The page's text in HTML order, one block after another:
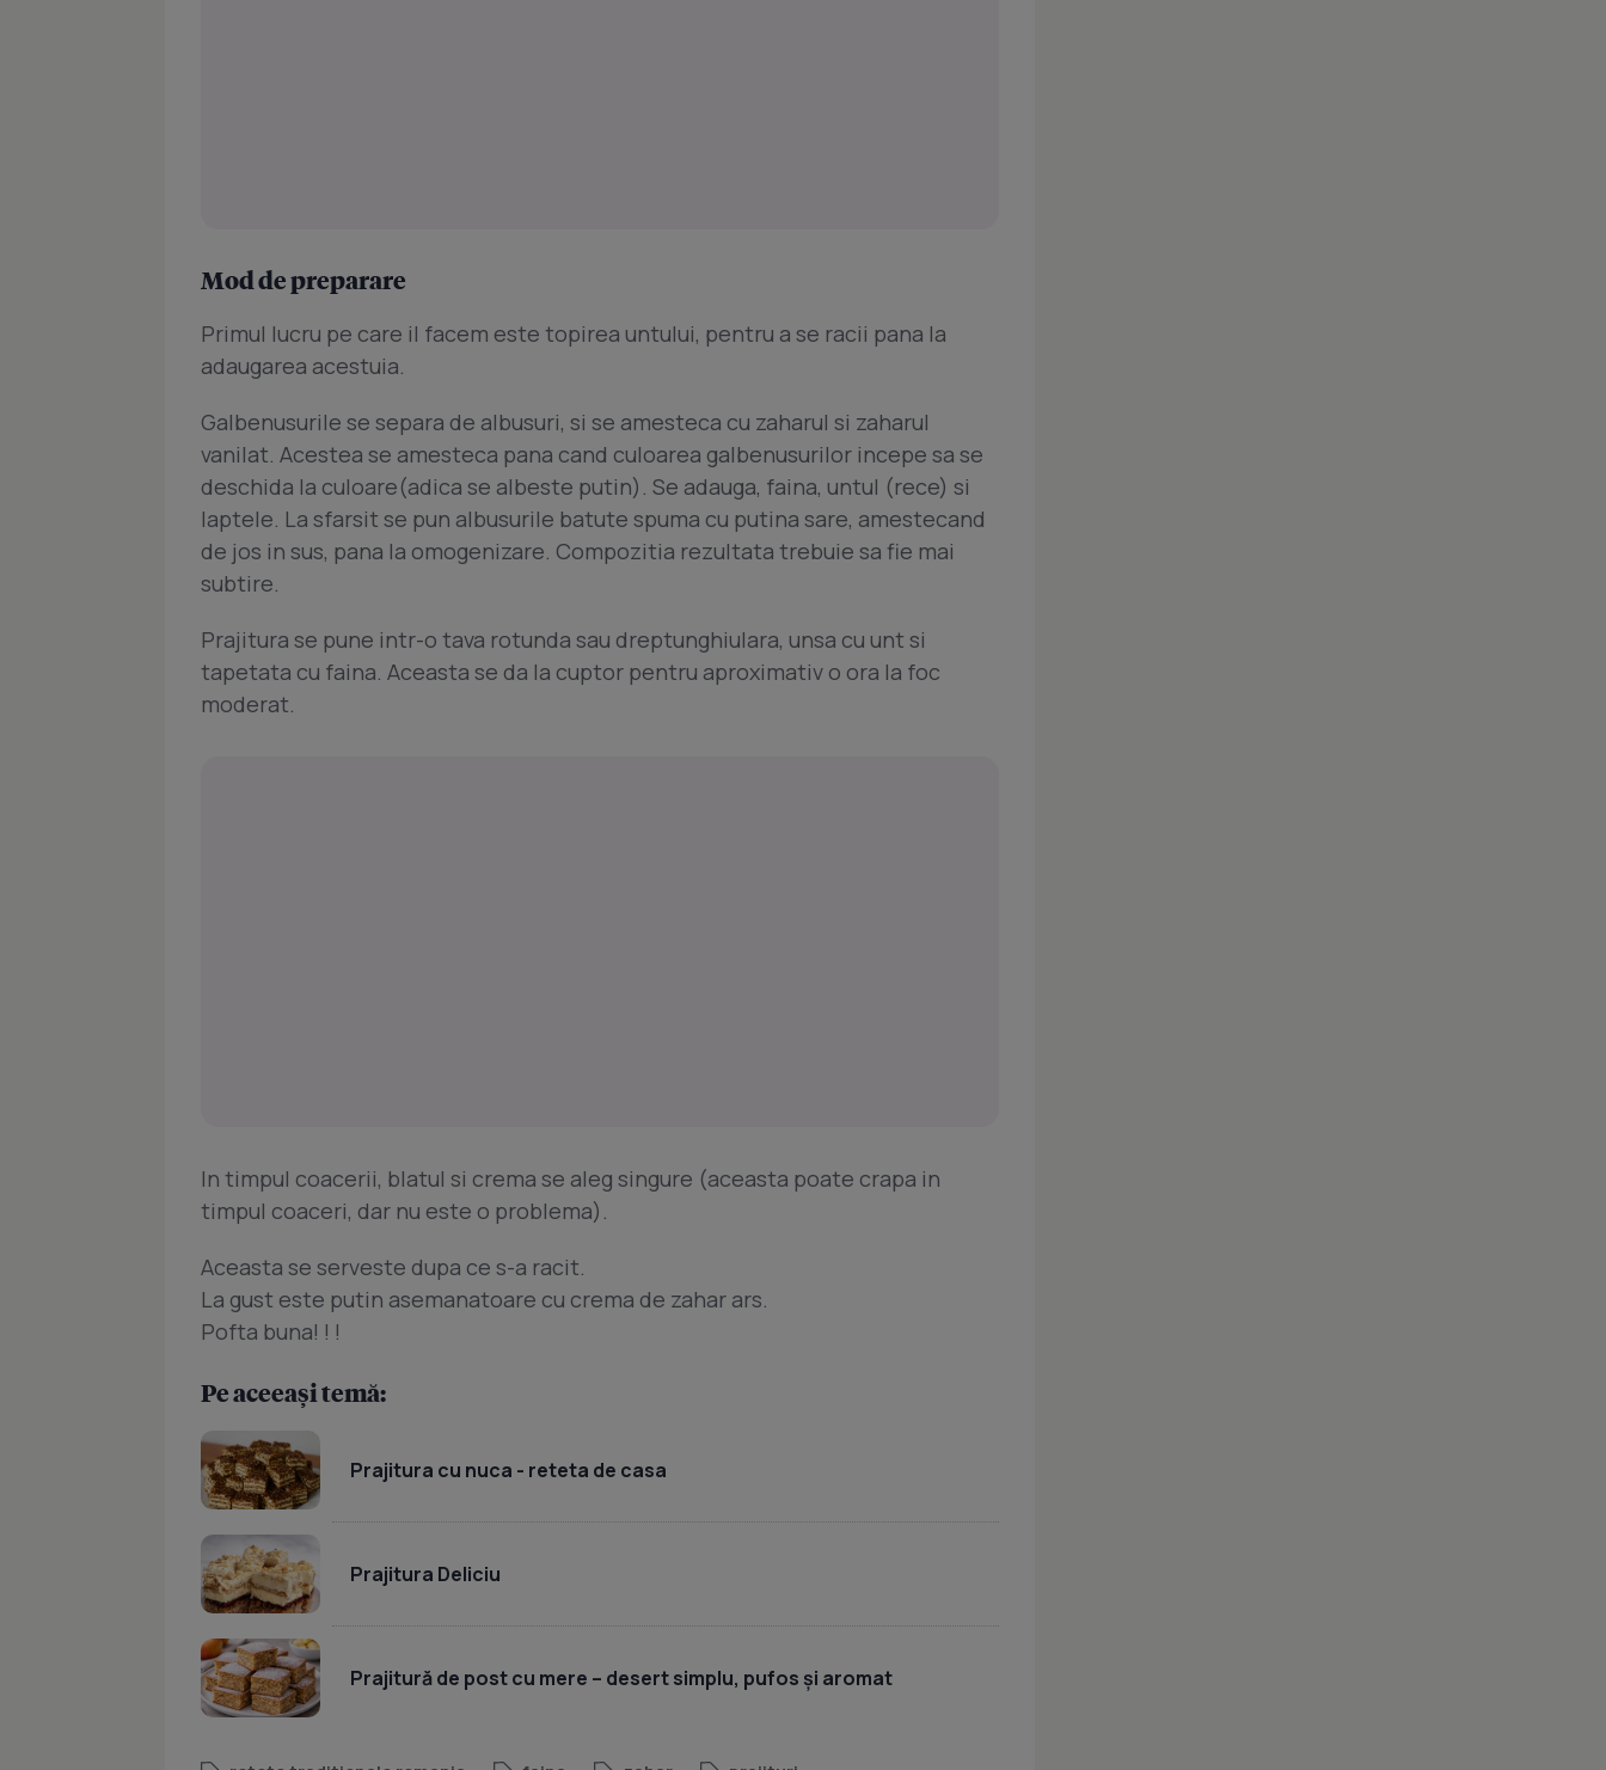
Mod de preparare
Primul lucru pe care il facem este topirea untului, pentru a se racii pana la
adaugarea acestuia.
Galbenusurile se separa de albusuri, si se amesteca cu zaharul si zaharul
vanilat. Acestea se amesteca pana cand culoarea galbenusurilor incepe sa se
deschida la culoare(adica se albeste putin). Se adauga, faina, untul (rece) si
laptele. La sfarsit se pun albusurile batute spuma cu putina sare, amestecand
de jos in sus, pana la omogenizare. Compozitia rezultata trebuie sa fie mai
subtire.
Prajitura se pune intr-o tava rotunda sau dreptunghiulara, unsa cu unt si
tapetata cu faina. Aceasta se da la cuptor pentru aproximativ o ora la foc
moderat.
In timpul coacerii, blatul si crema se aleg singure (aceasta poate crapa in
timpul coaceri, dar nu este o problema).
Aceasta se serveste dupa ce s-a racit.
La gust este putin asemanatoare cu crema de zahar ars.
Pofta buna! ! !
Pe aceeași temă:
Prajitura cu nuca - reteta de casa
Prajitura Deliciu
Prajitură de post cu mere – desert simplu, pufos și aromat